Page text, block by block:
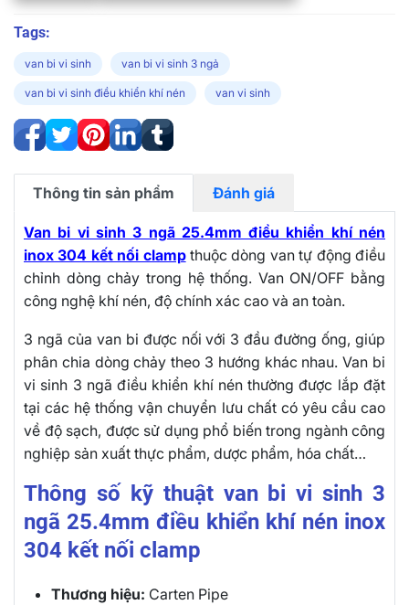
Tags:
van bi vi sinh van bi vi sinh 3 ngả
van bi vi sinh điều khiển khí nén van vi sinh
Thông tin sản phẩm Đánh giá
Van bi vi sinh 3 ngã 25.4mm điều khiển khí nén
inox 304 kết nối clampthuộc dòng van tự động điều
chỉnh dòng chảy trong hệ thống. Van ON/OFF bằng
công nghệ khí nén, độ chính xác cao và an toàn.
3 ngã của van bi được nối với 3 đầu đường ống, giúp
phân chia dòng chảy theo 3 hướng khác nhau. Van bi
vi sinh 3 ngã điều khiển khí nén thường được lắp đặt
tại các hệ thống vận chuyển lưu chất có yêu cầu cao
về độ sạch, được sử dụng phổ biến trong ngành công
nghiệp sản xuất thực phẩm, dược phẩm, hóa chất…
Thông số kỹ thuật van bi vi sinh 3
ngã 25.4mm điều khiển khí nén inox
304 kết nối clamp
Thương hiệu: Carten Pipe